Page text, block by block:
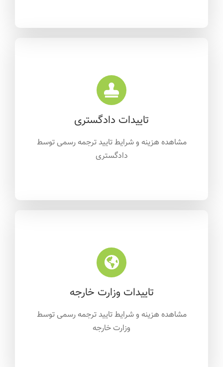
تاییدات دادگستری
مشاهده هزینه و شرایط تایید ترجمه رسمی توسط
دادگستری
تاییدات وزارت خارجه
مشاهده هزینه و شرایط تایید ترجمه رسمی توسط
وزارت خارجه